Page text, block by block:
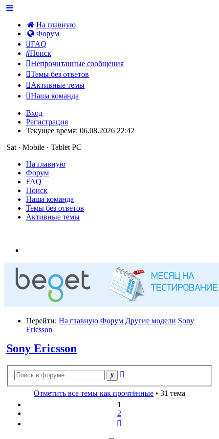
На главную
Форум
FAQ
Поиск
Непрочитанные сообщения
Темы без ответов
Активные темы
Наша команда
Вход
Регистрация
Текущее время: 06.08.2026 22:42
Sat · Mobile · Tablet PC
На главную
Форум
FAQ
Поиск
Наша команда
Темы без ответов
Активные темы
Перейти: На главную Форум Другие модели Sony
Ericsson
Sony Ericsson
Поиск
Отметить все темы как прочтённые • 31 тема
1
2